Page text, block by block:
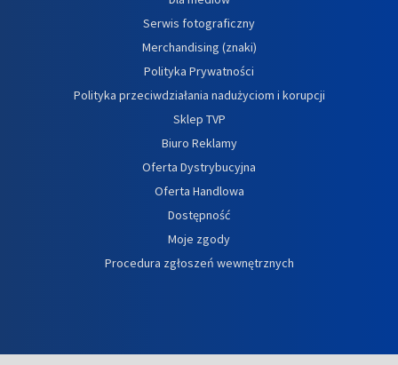
Serwis fotograficzny
Merchandising (znaki)
Polityka Prywatności
Polityka przeciwdziałania nadużyciom i korupcji
Sklep TVP
Biuro Reklamy
Oferta Dystrybucyjna
Oferta Handlowa
Dostępność
Moje zgody
Procedura zgłoszeń wewnętrznych